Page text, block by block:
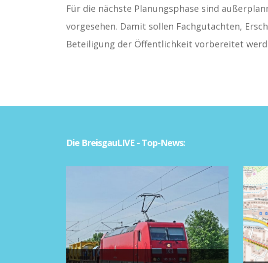
Für die nächste Planungsphase sind
vorgesehen. Damit sollen Fachgutachten,
Beteiligung der Öffentlichkeit vorbereitet
Die BreisgauLIVE - Top-News: